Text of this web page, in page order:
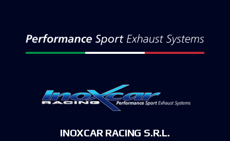
INOXCAR RACING S.R.L.